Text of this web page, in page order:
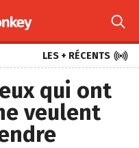

LES + RÉCENTS 
qui ont
veulent